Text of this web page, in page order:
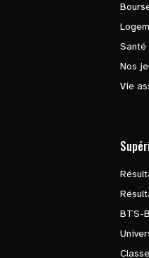
Santé
Nos
Vie
BTS-